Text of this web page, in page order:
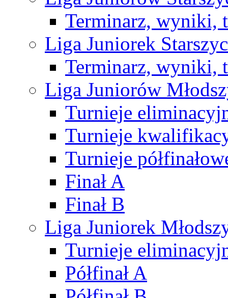
Terminarz, wyniki,
Liga Juniorek
Terminarz, wyniki,
Liga Juniorów
Turnieje
Turnieje
Turnieje
Finał A
Finał B
Liga Juniorek
Turnieje
Półfinał A